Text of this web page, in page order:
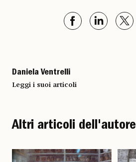
Daniela Ventrelli
Leggi i suoi articoli
Altri articoli dell'autore